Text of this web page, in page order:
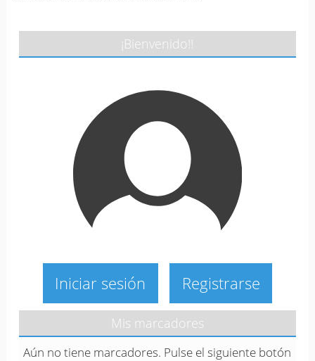
¡Bienvenido!!
Iniciar sesión Registrarse
Mis marcadores
Aún no tiene marcadores. Pulse el siguiente botón